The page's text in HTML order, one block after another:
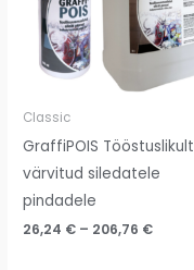
Classic
GraffiPOIS Tööstuslikult
värvitud siledatele
pindadele
26,24 € – 206,76 €